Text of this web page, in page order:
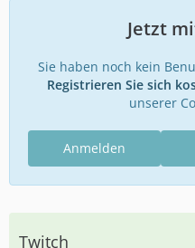
Jetzt
Sie haben noch kein
Registrieren Sie sich
unserer
Anmelden
Twitch